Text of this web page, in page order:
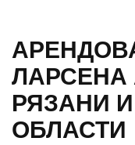
ЛАРСЕНА
РЯЗАНИ
ОБЛАСТИ